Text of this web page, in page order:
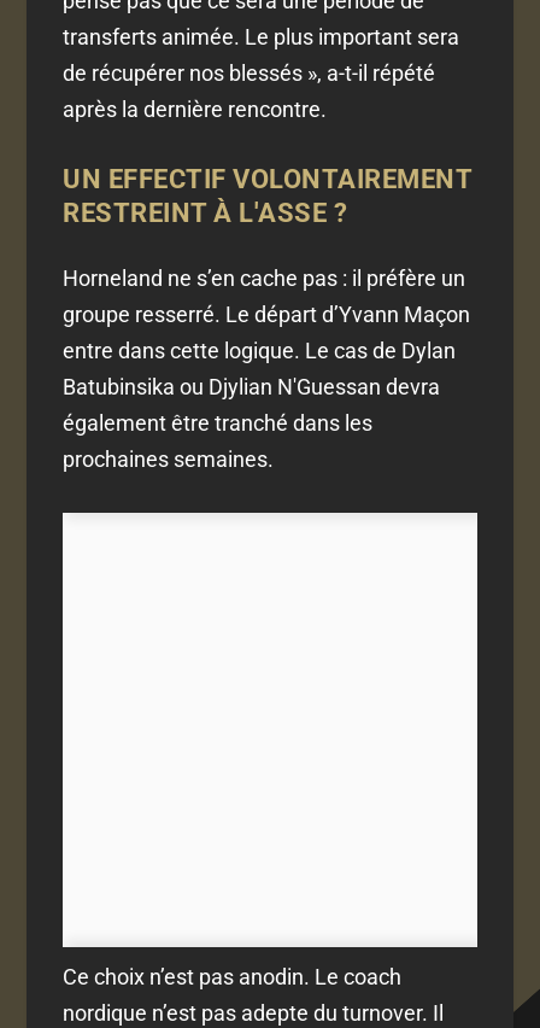
transferts animée. Le plus important sera
de récupérer nos blessés », a-t-il répété
après la dernière rencontre.
UN EFFECTIF VOLONTAIREMENT
RESTREINT À L'ASSE ?
Horneland ne s’en cache pas : il préfère un
groupe resserré. Le départ d’Yvann Maçon
entre dans cette logique. Le cas de Dylan
Batubinsika ou Djylian N'Guessan devra
également être tranché dans les
prochaines semaines.
Ce choix n’est pas anodin. Le coach
nordique n’est pas adepte du turnover. Il